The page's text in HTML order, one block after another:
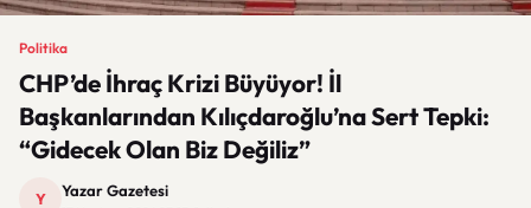
Politika
CHP’de İhraç Krizi Büyüyor! İl
Başkanlarından Kılıçdaroğlu’na Sert Tepki:
“Gidecek Olan Biz Değiliz”
Y Yazar Gazetesi